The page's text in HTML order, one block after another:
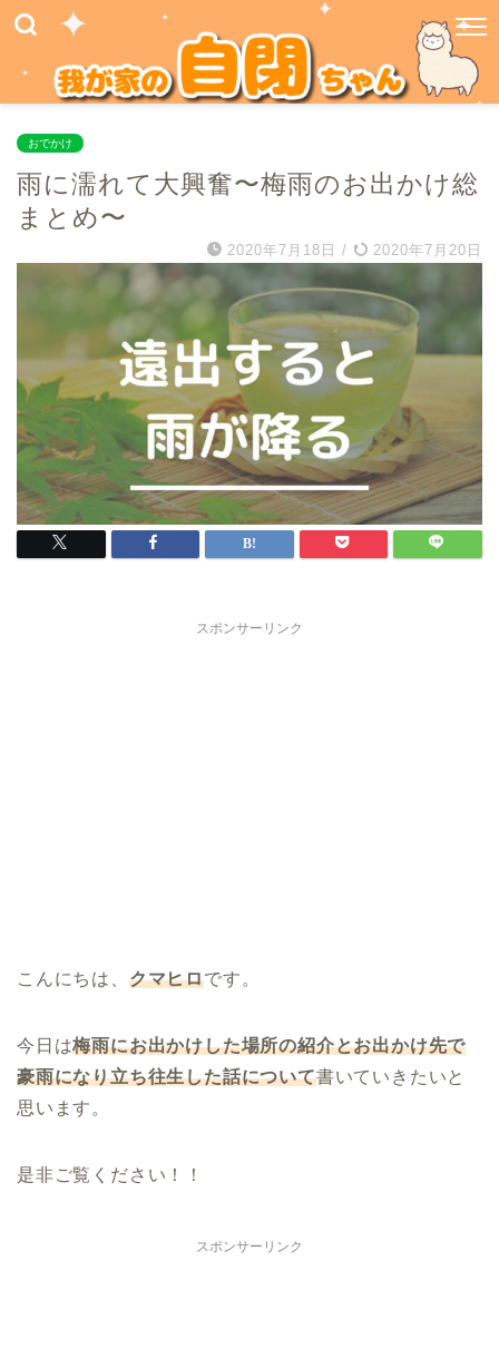
おでかけ
雨に濡れて大興奮〜梅雨のお出かけ総
まとめ〜
2020年7月18日 / 2020年7月20日
スポンサーリンク
こんにちは、 クマヒロです。
今日は梅雨にお出かけした場所の紹介とお出かけ先で
豪雨になり立ち往生した話について書いていきたいと
思います。
是非ご覧ください！！
スポンサーリンク